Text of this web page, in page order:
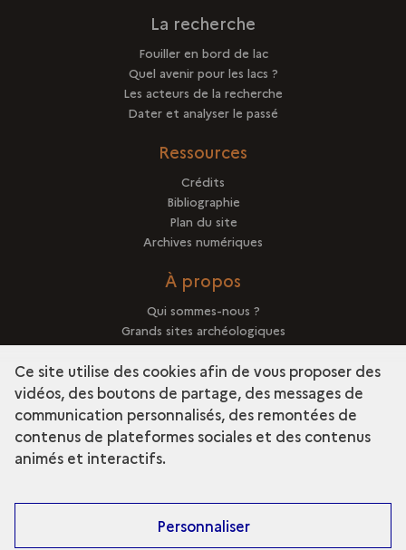
La recherche
Fouiller en bord de lac
Quel avenir pour les lacs ?
Les acteurs de la recherche
Dater et analyser le passé
Ressources
Crédits
Bibliographie
Plan du site
Archives numériques
À propos
Qui sommes-nous ?
Grands sites archéologiques
Mentions légales
Découvrir la collection
Ce site utilise des cookies afin de vous proposer des
vidéos, des boutons de partage, des messages de
communication personnalisés, des remontées de
contenus de plateformes sociales et des contenus
animés et interactifs.
Personnaliser